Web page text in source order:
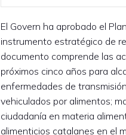
El Govern ha aprobado el
instrumento estratégico de
documento comprende las
próximos cinco años para
enfermedades de
vehiculados por alimentos;
ciudadanía en materia
alimenticios catalanes en el